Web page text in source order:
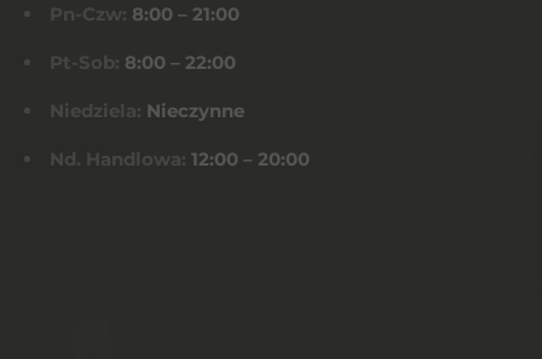
Pn-Czw: 8:00 – 21:00
Pt-Sob: 8:00 – 22:00
Niedziela: Nieczynne
Nd. Handlowa: 12:00 – 20:00